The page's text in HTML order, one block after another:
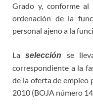
Grado y, conforme
ordenación de la
personal ajeno a la
Laselección
se
correspondiente a la
de la oferta de empleo
2010 (BOJA número